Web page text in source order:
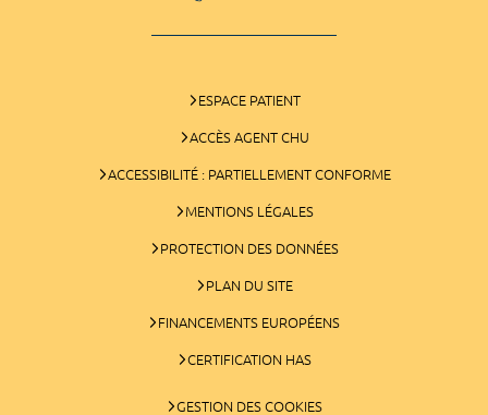
ESPACE PATIENT
ACCÈS AGENT CHU
ACCESSIBILITÉ : PARTIELLEMENT CONFORME
MENTIONS LÉGALES
PROTECTION DES DONNÉES
PLAN DU SITE
FINANCEMENTS EUROPÉENS
CERTIFICATION HAS
GESTION DES COOKIES